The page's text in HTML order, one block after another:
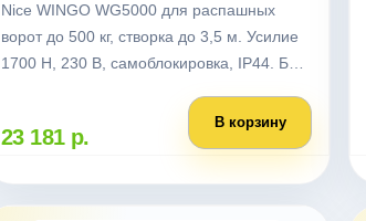
Nice WINGO WG5000 для распашных
ворот до 500 кг, створка до 3,5 м. Усилие
1700 Н, 230 В, самоблокировка, IP44. Без
23 181 р.
В корзину